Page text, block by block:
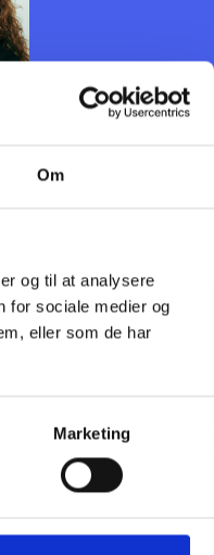
Om
og til at analysere
for sociale medier og
eller som de har
Marketing
2026
9. kreds - Fælles
i 2. og 9.
tilmeldt.Det er ikke
sig dette møde.
V